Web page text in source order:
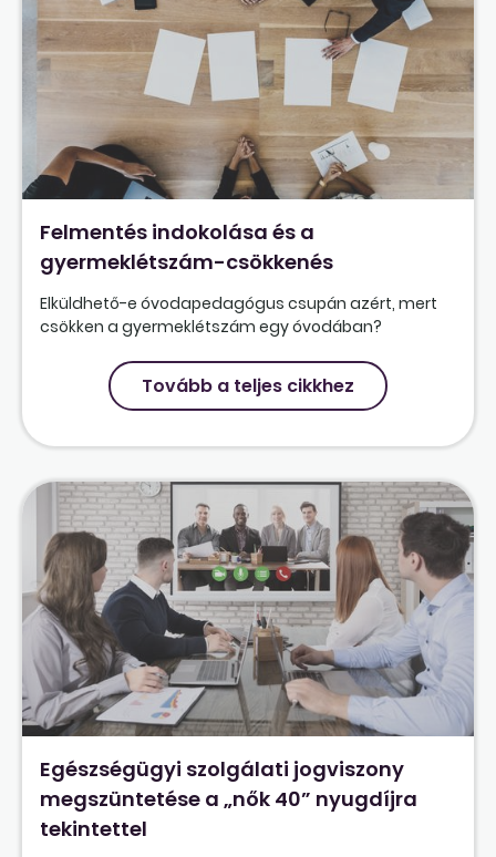
Felmentés indokolása és a
gyermeklétszám-csökkenés
Elküldhető-e óvodapedagógus csupán azért, mert
csökken a gyermeklétszám egy óvodában?
Tovább a teljes cikkhez
Egészségügyi szolgálati jogviszony
megszüntetése a „nők 40” nyugdíjra
tekintettel